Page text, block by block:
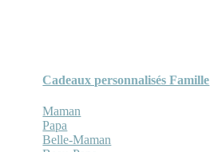
Cadeaux personnalisés Famille
Maman
Papa
Belle-Maman